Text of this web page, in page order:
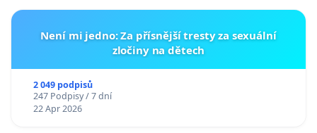
Není mi jedno: Za přísnější tresty za sexuální
zločiny na dětech
2 049 podpisů
247 Podpisy / 7 dní
22 Apr 2026